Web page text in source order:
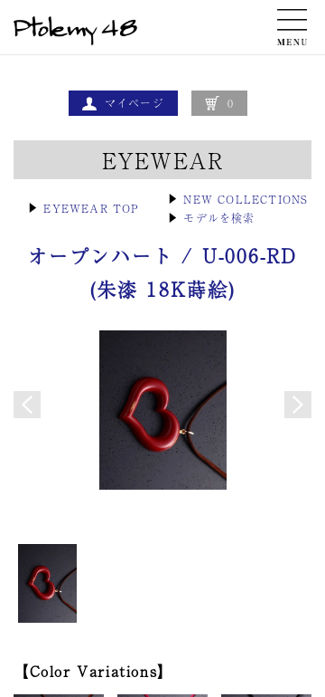
マイページ 0
EYEWEAR
▶ EYEWEAR TOP
▶ NEW COLLECTIONS
▶ モデルを検索
オープンハート / U-006-RD
(朱漆 18K蒔絵)
Color Variations